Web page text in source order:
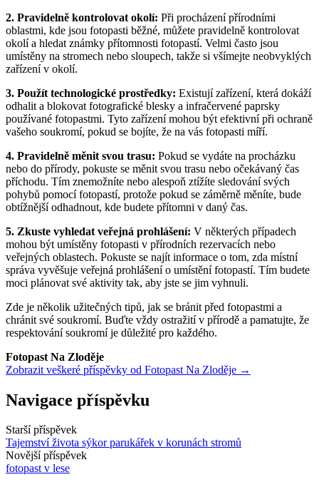
2. Pravidelně kontrolovat okolí: Při procházení přírodními
oblastmi, kde jsou fotopasti běžné, můžete pravidelně kontrolovat
okolí a hledat známky přítomnosti fotopastí. Velmi často jsou
umístěny na stromech nebo sloupech, takže si všímejte neobvyklých
zařízení v okolí.
3. Použít technologické prostředky: Existují zařízení, která dokáží
odhalit a blokovat fotografické blesky a infračervené paprsky
používané fotopastmi. Tyto zařízení mohou být efektivní při ochraně
vašeho soukromí, pokud se bojíte, že na vás fotopasti míří.
4. Pravidelně měnit svou trasu: Pokud se vydáte na procházku
nebo do přírody, pokuste se měnit svou trasu nebo očekávaný čas
příchodu. Tím znemožníte nebo alespoň ztížíte sledování svých
pohybů pomocí fotopastí, protože pokud se záměrně měníte, bude
obtížnější odhadnout, kde budete přítomni v daný čas.
5. Zkuste vyhledat veřejná prohlášení: V některých případech
mohou být umístěny fotopasti v přírodních rezervacích nebo
veřejných oblastech. Pokuste se najít informace o tom, zda místní
správa vyvěšuje veřejná prohlášení o umístění fotopastí. Tím budete
moci plánovat své aktivity tak, aby jste se jim vyhnuli.
Zde je několik užitečných tipů, jak se bránit před fotopastmi a
chránit své soukromí. Buďte vždy ostražití v přírodě a pamatujte, že
respektování soukromí je důležité pro každého.
Fotopast Na Zloděje
Zobrazit veškeré příspěvky od Fotopast Na Zloděje →
Navigace příspěvku
Starší příspěvek
Tajemství života sýkor parukářek v korunách stromů
Novější příspěvek
fotopast v lese